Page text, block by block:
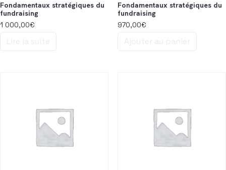
Fondamentaux stratégiques du
fundraising
1 000,00€
Fondamentaux stratégiques du
fundraising
970,00€